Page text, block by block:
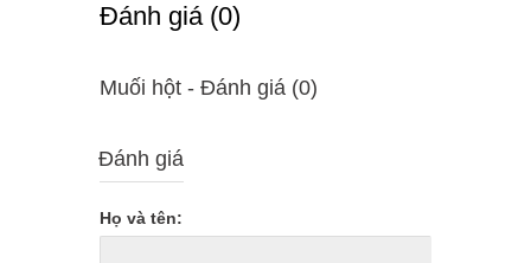
Ðánh giá (0)
Muối hột - Ðánh giá (0)
Đánh giá
Họ và tên: